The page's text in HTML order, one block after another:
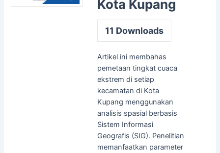
Kota Kupang
11 Downloads
Artikel ini membahas
pemetaan tingkat cuaca
ekstrem di setiap
kecamatan di Kota
Kupang menggunakan
analisis spasial berbasis
Sistem Informasi
Geografis (SIG). Penelitian
memanfaatkan parameter